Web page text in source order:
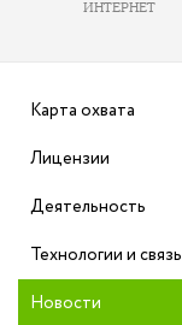
ИНТЕРНЕТ
Карта охвата
Лицензии
Деятельность
Технологии и связь
Новости